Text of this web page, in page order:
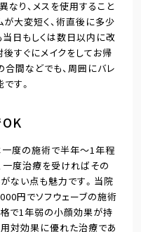
なり、メスを使用すること
が大変短く、術直後に多少
当日もしくは数日以内に改
すぐにメイクをしてお帰
合間などでも、周囲にバレ
す。
一度の施術で半年～1年程
一度治療を受ければその
ない点も魅力です。当院
円でソフウェーブの施術
格で1年弱の小顔効果が持
用対効果に優れた治療であ